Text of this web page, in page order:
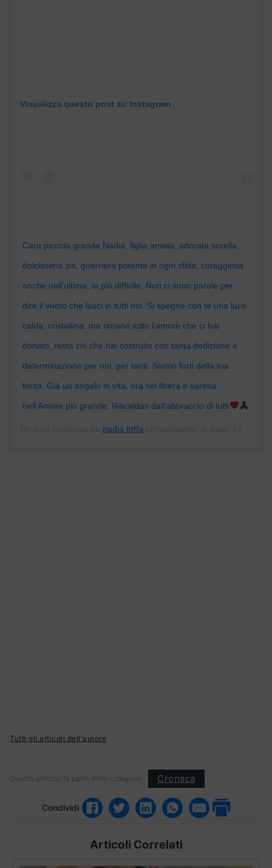
Visualizza questo post su Instagram
Cara piccola grande Nadia, figlia amata, adorata sorella,
dolcissima zia, guerriera potente in ogni sfida, coraggiosa
anche nell’ultima, la più difficile. Non ci sono parole per
dire il vuoto che lasci in tutti noi. Si spegne con te una luce
calda, cristallina, ma rimane tutto l’amore che ci hai
donato, resta ciò che hai costruito con tanta dedizione e
determinazione per noi, per tanti. Siamo forti della tua
forza. Già un angelo in vita, ora sei libera e serena
nell’Amore più grande. Riscaldati dall’abbraccio di tutti
nadia toffa
Tutti gli articoli dell'autore
Questo articolo fa parte delle categorie: Cronaca
Condividi
Articoli Correlati